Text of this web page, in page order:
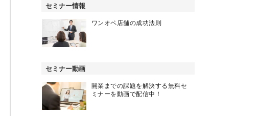
セミナー情報
ワンオペ店舗の成功法則
セミナー動画
開業までの課題を解決する無料セ
ミナーを動画で配信中！